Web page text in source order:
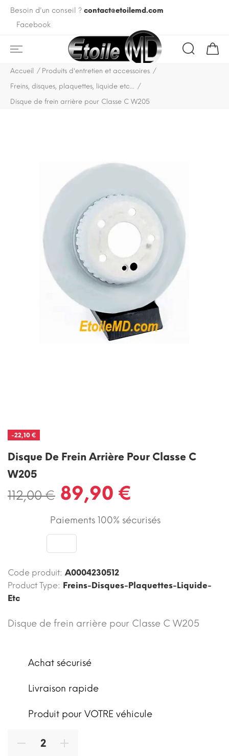
Besoin d'un conseil ? contact@etoilemd.com
Facebook
Accueil
Produits d'entretien et accessoires
Freins, disques, plaquettes, liquide etc...
Disque de frein arrière pour Classe C W205
-22,10 €
Disque De Frein Arrière Pour Classe C
W205
112,00 € 89,90 €
Paiements 100% sécurisés
Code produit: A0004230512
Product Type: Freins-Disques-Plaquettes-Liquide-
Etc
Disque de frein arrière pour Classe C W205
Achat sécurisé
Livraison rapide
Produit pour VOTRE véhicule